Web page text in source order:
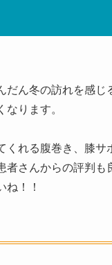
ん冬の訪れを感じ
ります。
れる腹巻き、膝サ
者さんからの評判
ね！！